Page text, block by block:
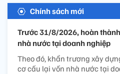
Chính sách mới
Trước 31/8/2026, hoàn
nhà nước tại doanh nghiệp
Theo đó, khẩn trương xây
cơ cấu lại vốn nhà nước tại